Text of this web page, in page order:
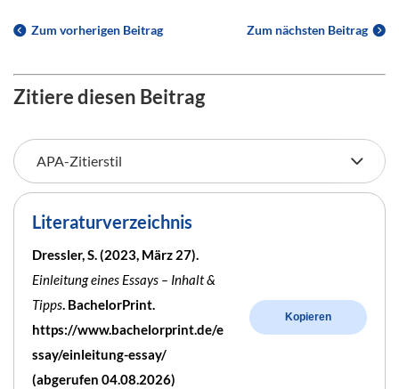
Zum vorherigen Beitrag Zum nächsten Beitrag
Zitiere diesen Beitrag
Literaturverzeichnis
Dressler, S. (2023, März 27).
Einleitung eines Essays – Inhalt &
Tipps. BachelorPrint.
https://www.bachelorprint.de/e
ssay/einleitung-essay/
(abgerufen 04.08.2026)
Kopieren